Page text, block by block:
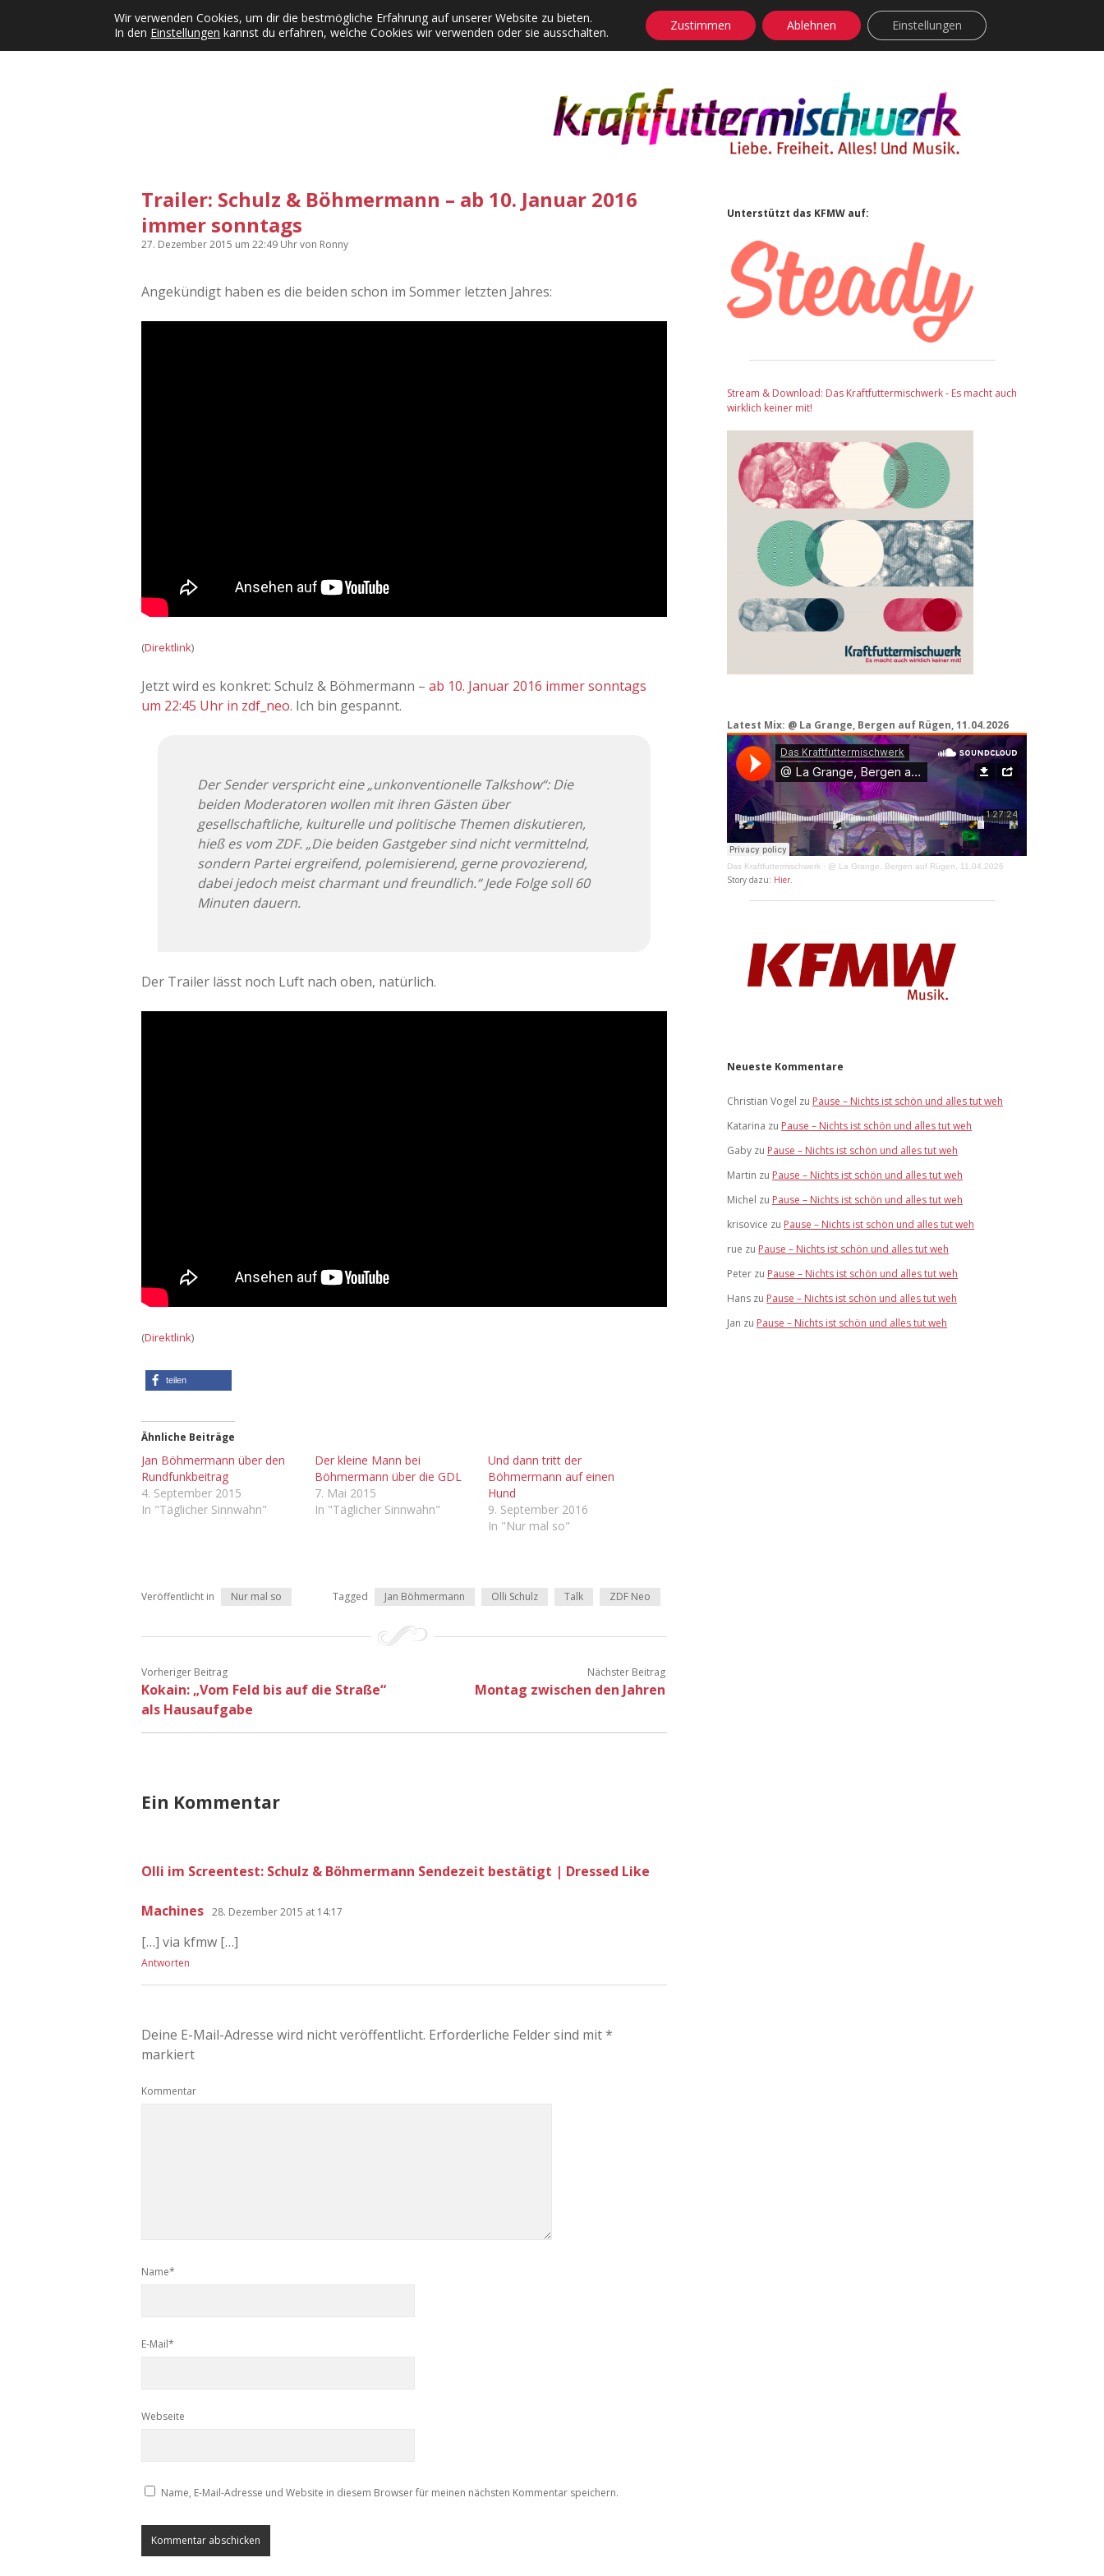
Kategorien Dropdown-Menü öffnen
KFMW-Disco Dates Instagrams Contact Adventskalender Dropdown-Menü öffnen facebook
instagram
rss soundcloud
vimeoBluesky
Trailer: Schulz & Böhmermann – ab 10. Januar 2016
immer sonntags
27. Dezember 2015 um 22:49 Uhrvon Ronny
Angekündigt haben es die beiden schon im Sommer letzten Jahres:
(Direktlink)
Jetzt wird es konkret: Schulz & Böhmermann – ab 10. Januar 2016 immer sonntags
um 22:45 Uhr in zdf_neo. Ich bin gespannt.
Der Sender verspricht eine „unkonventionelle Talkshow“: Die
beiden Moderatoren wollen mit ihren Gästen über
gesellschaftliche, kulturelle und politische Themen diskutieren,
hieß es vom ZDF. „Die beiden Gastgeber sind nicht vermittelnd,
sondern Partei ergreifend, polemisierend, gerne provozierend,
dabei jedoch meist charmant und freundlich.“ Jede Folge soll 60
Minuten dauern.
Der Trailer lässt noch Luft nach oben, natürlich.
(Direktlink)
teilen
Ähnliche Beiträge
Jan Böhmermann über den
Rundfunkbeitrag
4. September 2015
In "Täglicher Sinnwahn"
Der kleine Mann bei
Böhmermann über die GDL
7. Mai 2015
In "Täglicher Sinnwahn"
Und dann tritt der
Böhmermann auf einen
Hund
9. September 2016
In "Nur mal so"
Veröffentlicht in Nur mal so Tagged Jan Böhmermann Olli Schulz Talk ZDF Neo
Vorheriger Beitrag
Kokain: „Vom Feld bis auf die Straße“
als Hausaufgabe
Nächster Beitrag
Montag zwischen den Jahren
Ein Kommentar
Olli im Screentest: Schulz & Böhmermann Sendezeit bestätigt | Dressed Like
Machines 28. Dezember 2015 at 14:17
[…] via kfmw […]
Antworten
Deine E-Mail-Adresse wird nicht veröffentlicht. Erforderliche Felder sind mit*
markiert
Kommentar
Name*
E-Mail*
Webseite
Name, E-Mail-Adresse und Website in diesem Browser für meinen nächsten Kommentar speichern.
Sidebar
Unterstützt das KFMW auf:
Stream & Download: Das Kraftfuttermischwerk - Es macht auch
wirklich keiner mit!
Latest Mix: @ La Grange, Bergen auf Rügen, 11.04.2026
Das Kraftfuttermischwerk · @ La Grange, Bergen auf Rügen, 11.04.2026
Story dazu: Hier.
Neueste Kommentare
Christian Vogel zu Pause – Nichts ist schön und alles tut weh
Katarina zu Pause – Nichts ist schön und alles tut weh
Gaby zu Pause – Nichts ist schön und alles tut weh
Martin zu Pause – Nichts ist schön und alles tut weh
Michel zu Pause – Nichts ist schön und alles tut weh
krisovice zu Pause – Nichts ist schön und alles tut weh
rue zu Pause – Nichts ist schön und alles tut weh
Peter zu Pause – Nichts ist schön und alles tut weh
Hans zu Pause – Nichts ist schön und alles tut weh
Jan zu Pause – Nichts ist schön und alles tut weh
Wir verwenden Cookies, um dir die bestmögliche Erfahrung auf unserer Website zu bieten.
In den Einstellungen kannst du erfahren, welche Cookies wir verwenden oder sie ausschalten. Zustimmen Ablehnen Einstellungen